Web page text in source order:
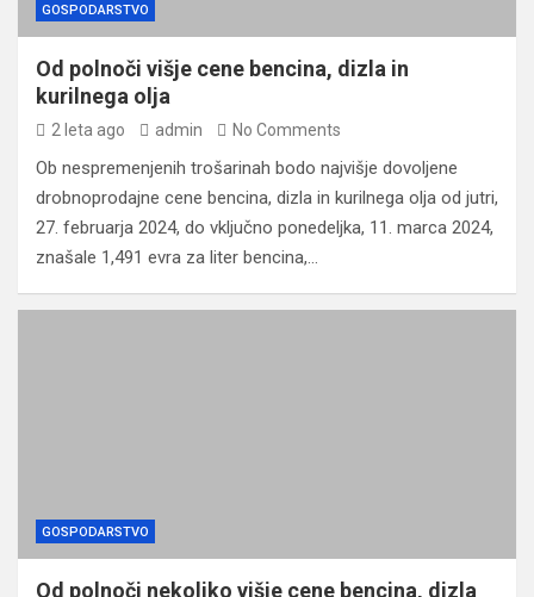
GOSPODARSTVO
Od polnoči višje cene bencina, dizla in
kurilnega olja
2 leta ago admin No Comments
Ob nespremenjenih trošarinah bodo najvišje dovoljene
drobnoprodajne cene bencina, dizla in kurilnega olja od jutri,
27. februarja 2024, do vključno ponedeljka, 11. marca 2024,
znašale 1,491 evra za liter bencina,…
GOSPODARSTVO
Od polnoči nekoliko višje cene bencina, dizla